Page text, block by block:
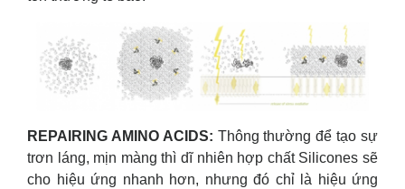
REPAIRING AMINO ACIDS: Thông thường để tạo sự
trơn láng, mịn màng thì dĩ nhiên hợp chất Silicones sẽ
cho hiệu ứng nhanh hơn, nhưng đó chỉ là hiệu ứng